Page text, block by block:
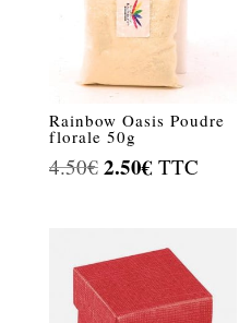
Rainbow Oasis Poudre
florale 50g
4.50€ Le
était :
4.50€.
2.50€Le
est :
2.50€.
TTC